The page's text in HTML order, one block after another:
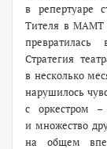
в репертуаре
Тителя в МАМТ
Стратегия
в несколько
нарушилось
с оркестром –
и множество
на общем